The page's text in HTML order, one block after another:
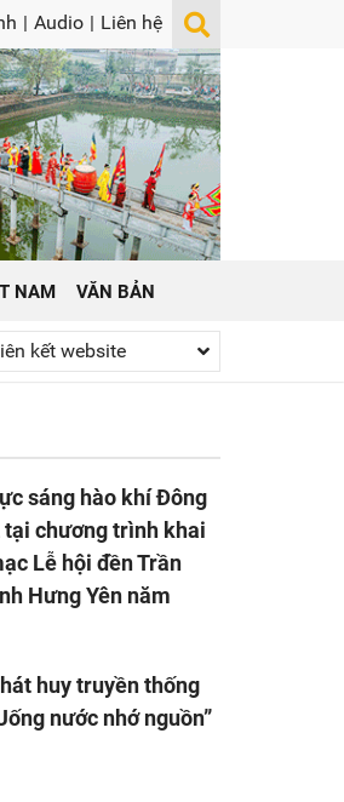
| Audio | Liên hệ
NAM VĂN BẢN
nước nhớ nguồn”
kết website
sáng hào khí Đông
tại chương trình khai
Lễ hội đền Trần
Hưng Yên năm
huy truyền thống
nước nhớ nguồn”